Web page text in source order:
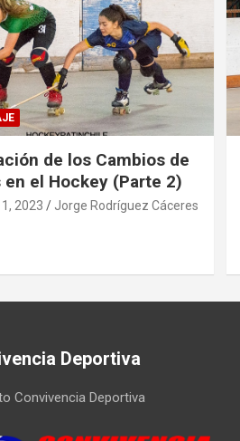
de los Cambios de
en el Hockey (Parte 2)
2023 Jorge Rodríguez Cáceres
Deportiva
Convivencia Deportiva